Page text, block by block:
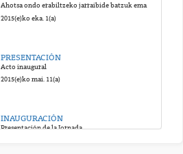
2024(e)ko urr. 5(a)
Ahotsa ondo erabiltzeko jarraibide batzuk ematen dituen bideoa.
2015(e)ko eka. 1(a)
PRESENTACIÓN
Acto inaugural
2015(e)ko mai. 11(a)
INAUGURACIÓN
Presentación de la Jornada